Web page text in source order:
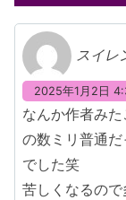
スイレ
2025年1月2日
なんか作者み
の数ミリ普通
でした笑
苦しくなるの